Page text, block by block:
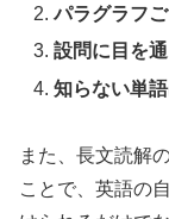
パラグラフ
設問に目を
知らない単
また、長文読解
ことで、英語の